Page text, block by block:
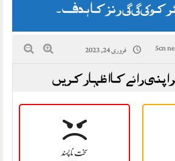
کا ہدف ۔
5cn فروری 24, 2023
رائے کا اظہار کریں
سخت نا پسند